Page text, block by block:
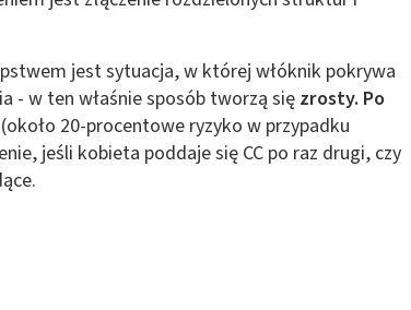
jest sytuacja, w której włóknik pokrywa
- w ten właśnie sposób tworzą się zrosty. Po
(około 20-procentowe ryzyko w przypadku
jeśli kobieta poddaje się CC po raz drugi, czy
źródeł